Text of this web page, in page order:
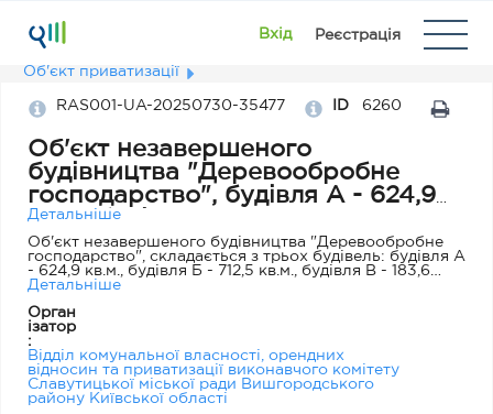
Вхід Реєстрація
Об'єкт приватизації
RAS001-UA-20250730-35477 ID 6260
Об'єкт незавершеного
будівництва "Деревообробне
господарство", будівля А - 624,9
кв.м., будівля Б - 712,5 кв.м.,
будівля В - 183,6 кв.м., за адресою:
Київська область, Вишгородський
район, м.Славутич, вулиця
Промислова (Будбаза), 3
Детальніше
Об'єкт незавершеного будівництва "Деревообробне
господарство", складається з трьох будівель: будівля А
- 624,9 кв.м., будівля Б - 712,5 кв.м., будівля В - 183,6
кв.м.,
Детальніше
Орган
ізатор
:
Відділ комунальної власності, орендних
відносин та приватизації виконавчого комітету
Славутицької міської ради Вишгородського
району Київської області